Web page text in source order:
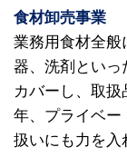
食材卸売事業
業務用食材全般
器、洗剤といっ
カバーし、取
年、プライベー
扱いにも力を入